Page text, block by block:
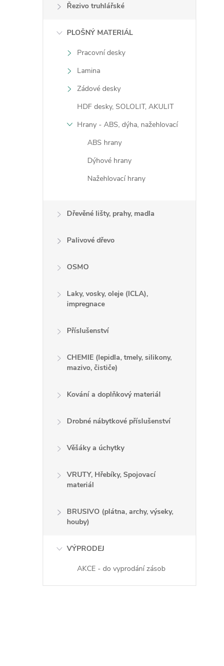
Řezivo truhlářské
PLOŠNÝ MATERIÁL
Pracovní desky
Lamina
Zádové desky
HDF desky, SOLOLIT, AKULIT
Hrany - ABS, dýha, nažehlovací
ABS hrany
Dýhové hrany
Nažehlovací hrany
Dřevěné lišty, prahy, madla
Palivové dřevo
OSMO
Laky, vosky, oleje (ICLA),
impregnace
Příslušenství
CHEMIE (lepidla, tmely, silikony,
mazivo, čističe)
Kování a doplňkový materiál
Drobné nábytkové příslušenství
Věšáky a úchytky
VRUTY, Hřebíky, Spojovací
materiál
BRUSIVO (plátna, archy, výseky,
houby)
VÝPRODEJ
AKCE - do vyprodání zásob